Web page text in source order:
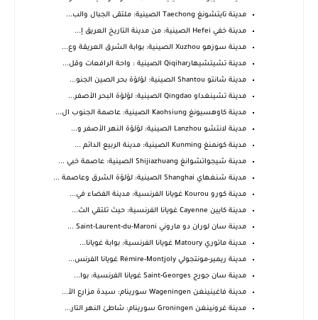
مدينة تايتشونغ Taechong الصينية: ملتقى الجبال والب...
مدينة خفي Hefei الصينية: من مدينة التاريخ العريق إ...
مدينة سوزهو Xuzhou الصينية: بوابة الشرق العريقة وع...
مدينة تشيتشيهارQiqihar الصينية : واحة الرافعات وقل...
مدينة شانتو Shantou الصينية: لؤلؤة بحر الصين الجنو...
مدينة تشينغداو Qingdao الصينية: لؤلؤة البحر الأصفر...
مدينة كاوهسيونغ Kaohsiung الصينية: عاصمة الجنوب ال...
مدينة لانتشو Lanzhou الصينية: لؤلؤة النهر الأصفر و...
مدينة كونمنغ Kunming الصينية: مدينة الربيع الدائم ...
مدينة شيجواتشوانغ Shijiazhuang الصينية: عاصمة خبي ...
مدينة شنغهاي Shanghai الصينية: لؤلؤة الشرق وعاصمة ...
مدينة كورو Kourou غويانا الفرنسية: مدينة الفضاء في...
مدينة كايين Cayenne غويانا الفرنسية: حيث تلتقي الث...
مدينة سان لوران دو ماروني Saint-Laurent-du-Maroni ...
مدينة ماتوري Matoury غويانا الفرنسية: بوابة غويانا...
مدينة ريمير-مونتجولي Rémire-Montjoly غويانا الفرنس...
مدينة سان جورج Saint-Georges غويانا الفرنسية: بوا...
مدينة فاغينينغن Wageningen سورينام: سيدة مزارع الأ...
مدينة غرونينغن Groningen سورينام: شاطئ النهر التار...